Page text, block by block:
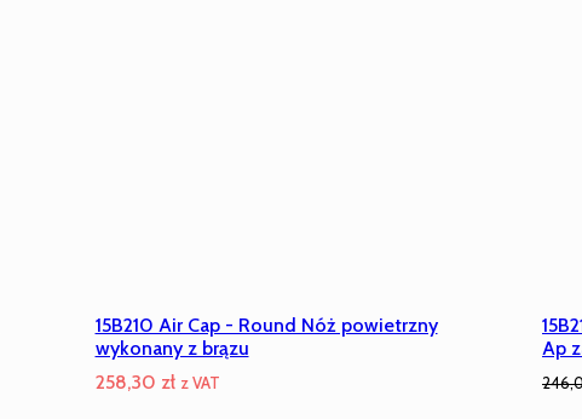
15B210 Air Cap - Round Nóż powietrzny
wykonany z brązu
258,30 zł z VAT
Ap